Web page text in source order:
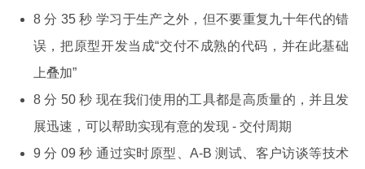
8 分 35 秒 学习于生产之外，但不要重复九十年代的错
误，把原型开发当成“交付不成熟的代码，并在此基础
上叠加”
8 分 50 秒 现在我们使用的工具都是高质量的，并且发
展迅速，可以帮助实现有意的发现 - 交付周期
9 分 09 秒 通过实时原型、A-B 测试、客户访谈等技术